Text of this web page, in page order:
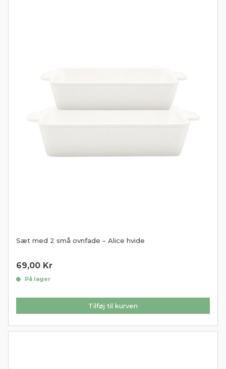
Sæt med 2 små ovnfade – Alice hvide
69,00 Kr
På lager
Tilføj til kurven